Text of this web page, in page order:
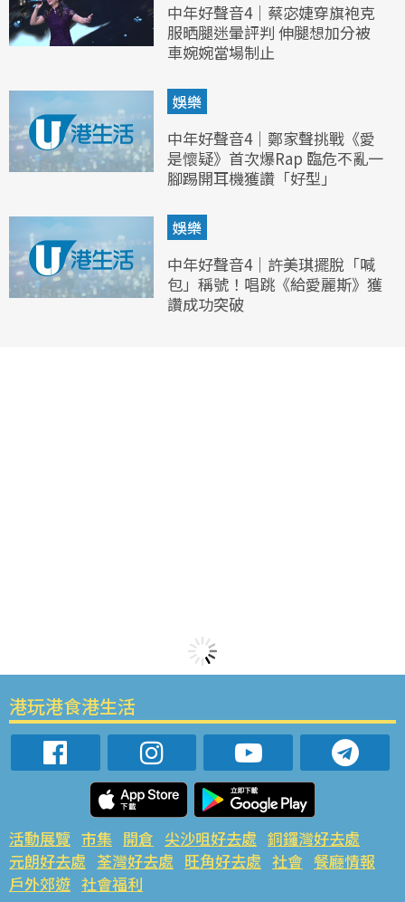
中年好聲音4｜蔡宓婕穿旗袍克
服晒腿迷暈評判 伸腿想加分被
車婉婉當場制止
娛樂
中年好聲音4｜鄭家聲挑戰《愛
是懷疑》首次爆Rap 臨危不亂一
腳踢開耳機獲讚「好型」
娛樂
中年好聲音4｜許美琪擺脫「喊
包」稱號！唱跳《給愛麗斯》獲
讚成功突破
港玩港食港生活
活動展覽 市集 開倉 尖沙咀好去處 銅鑼灣好去處
元朗好去處 荃灣好去處 旺角好去處 社會 餐廳情報
戶外郊遊 社會福利